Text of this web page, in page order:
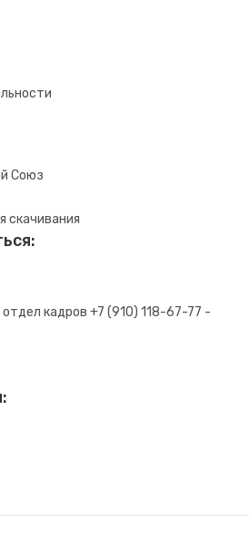
Союз
скачивания
кадров +7 (910) 118-67-77 -